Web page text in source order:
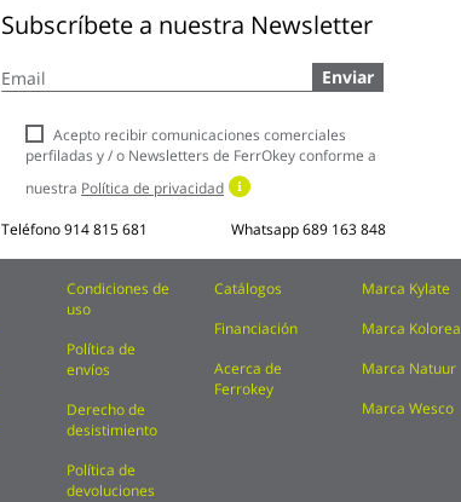
Subscríbete a nuestra Newsletter
a
boletín
noticias:
Enviar
Acepto recibir comunicaciones comerciales
perfiladas y / o Newsletters de FerrOkey conforme a
nuestra Política de privacidad
Teléfono914 815 681 Whatsapp689 163 848
Condiciones de
uso
Política de
envíos
Derecho de
desistimiento
Política de
devoluciones
Catálogos
Financiación
Acerca de
Ferrokey
Marca Kylate
Marca Kolorea
Marca Natuur
Marca Wesco